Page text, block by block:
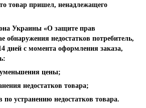
товар пришел, ненадлежащего
Украины «О защите прав
обнаружения недостатков потребитель,
дней с момента оформления заказа,
цены;
недостатков товара;
по устранению недостатков товара.